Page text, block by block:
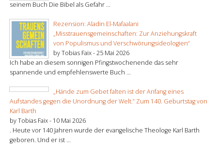
seinem Buch Die Bibel als Gefahr ...
Rezension: Aladin El-Mafaalani
„Misstrauensgemeinschaften: Zur Anziehungskraft
von Populismus und Verschwörungsideologien“
by Tobias Faix -25 Mai 2026
Ich habe an diesem sonnigen Pfingstwochenende das sehr
spannende und empfehlenswerte Buch ...
„Hände zum Gebet falten ist der Anfang eines
Aufstandes gegen die Unordnung der Welt.“ Zum 140. Geburtstag von
Karl Barth
by Tobias Faix - 10 Mai 2026
. Heute vor 140 Jahren wurde der evangelische Theologe Karl Barth
geboren. Und er ist ...